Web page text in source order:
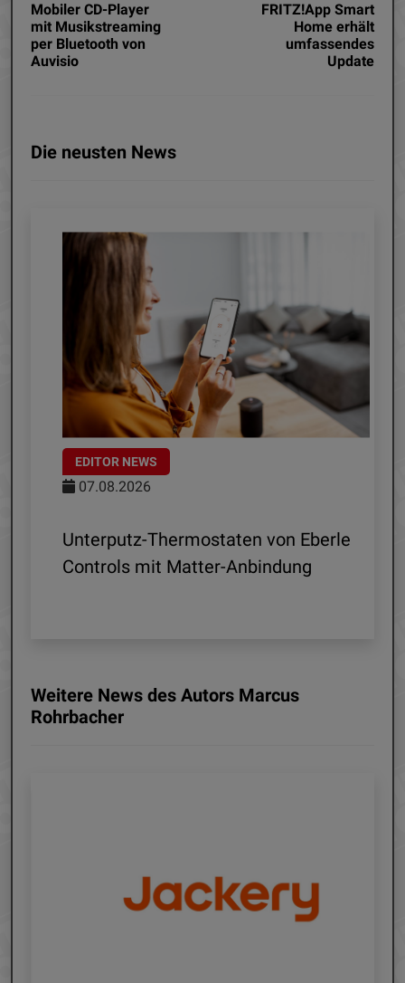
Mobiler CD-Player
mit Musikstreaming
per Bluetooth von
Auvisio
FRITZ!App Smart
Home erhält
umfassendes
Update
Die neusten News
EDITOR NEWS
07.08.2026
Thermostaten von Eberle
mit Matter-Anbindung
Mobiler
Weitere News des Autors Marcus
Rohrbacher